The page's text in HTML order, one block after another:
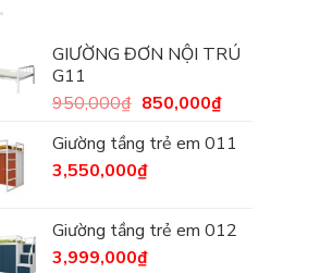
GIƯỜNG ĐƠN NỘI TRÚ
G11
950,000₫ 850,000₫
Giường tầng trẻ em 011
3,550,000₫
Giường tầng trẻ em 012
3,999,000₫